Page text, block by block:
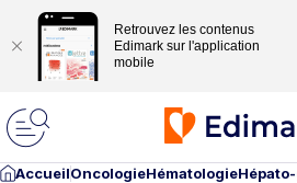
Retrouvez les contenus
Edimark sur l'application
mobile
AccueilOncologieHématologie